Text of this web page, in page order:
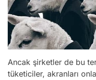
Ancak şirketler de bu
tüketiciler, akranları